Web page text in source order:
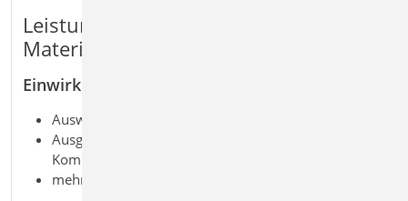
Leistungsmerkmale S023 Last- und
Materialbeiwerte dokumentieren
Einwirkungen
Auswahl von Einwirkungstyp, sortiert nach Norm
Ausgabe der lastbezogenen Teilsicherheits- und
Kombinationsbeiwerte aus den Projekt-Stammdaten
mehrere Einwirkungstypen wählbar